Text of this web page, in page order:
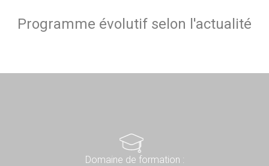
Programme évolutif selon l'actualité
Domaine de formation :